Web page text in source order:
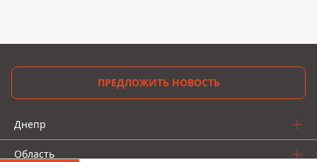
ПРЕДЛОЖИТЬ НОВОСТЬ
Днепр
Область